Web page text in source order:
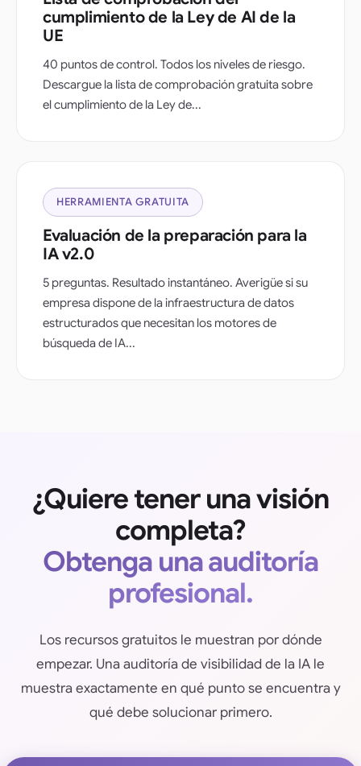
cumplimiento de la Ley de AI de la
UE
40 puntos de control. Todos los niveles de riesgo.
Descargue la lista de comprobación gratuita sobre
el cumplimiento de la Ley de...
HERRAMIENTA GRATUITA
Evaluación de la preparación para la
IA v2.0
5 preguntas. Resultado instantáneo. Averigüe si su
empresa dispone de la infraestructura de datos
estructurados que necesitan los motores de
búsqueda de IA...
¿Quiere tener una visión
completa?
Obtenga una auditoría
profesional.
Los recursos gratuitos le muestran por dónde
empezar. Una auditoría de visibilidad de la IA le
muestra exactamente en qué punto se encuentra y
qué debe solucionar primero.